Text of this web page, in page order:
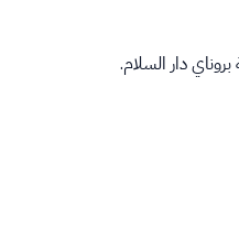
دار السلام.